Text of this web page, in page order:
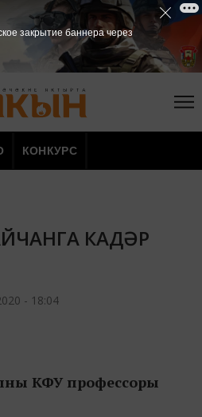
КОНКУРС
КАДӘР
- 18:04
КФУ профессоры
закрытие баннера через